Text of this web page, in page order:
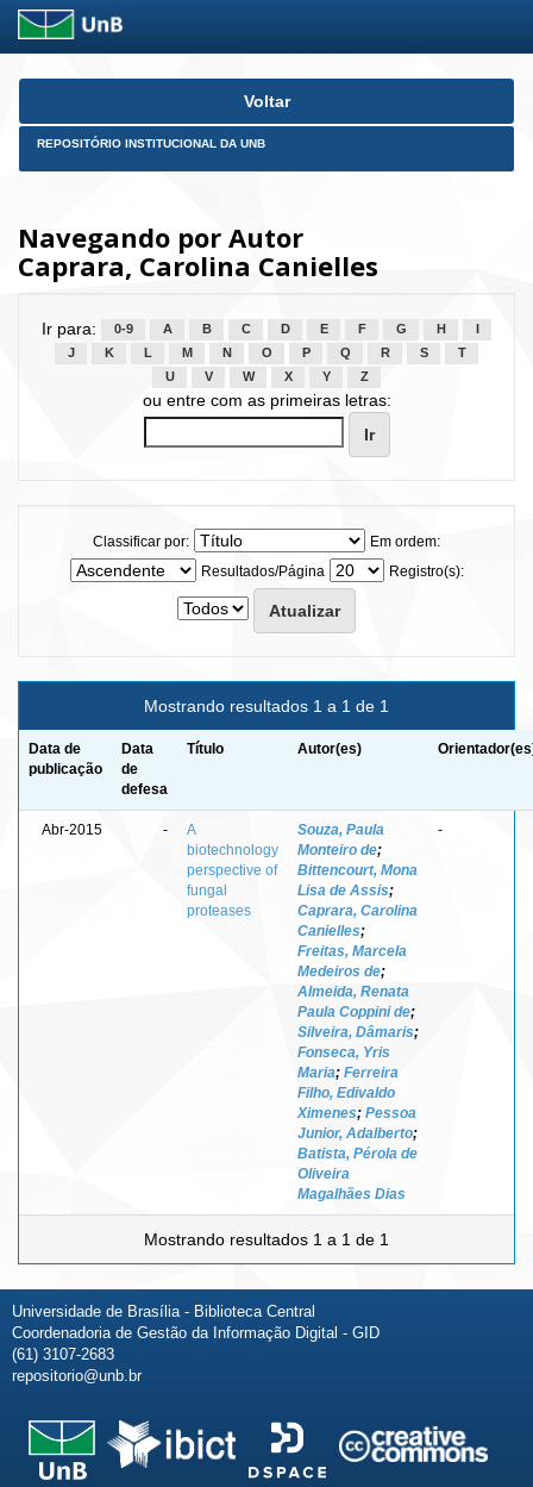
Skip
Voltar
REPOSITÓRIO INSTITUCIONAL DA UNB
Navegando por Autor
Caprara, Carolina Canielles
Ir para: 0-9 A B C D E F G H
J
K L M N O P Q R S
T
U
V W X Y Z
ou entre com as primeiras letras:
Classificar por:
Em ordem:
Resultados/Página
Registro(s):
Mostrando resultados 1 a 1 de 1
Data de
publicação
Data
de
defesa
Título Autor(es)
Abr-2015 -
A
biotechnology
perspective of
fungal
proteases
Souza, Paula
Monteiro de;
Bittencourt, Mona
Lisa de Assis;
Caprara, Carolina
Canielles;
Freitas, Marcela
Medeiros de;
Almeida, Renata
Paula Coppini de;
Silveira, Dâmaris;
Fonseca, Yris
Maria; Ferreira
Filho, Edivaldo
Ximenes; Pessoa
Junior, Adalberto;
Batista, Pérola de
Oliveira
Magalhães Dias
-
Mostrando resultados 1 a 1 de 1
Universidade de Brasília - Biblioteca Central
Coordenadoria de Gestão da Informação Digital - GID
(61) 3107-2683
repositorio@unb.br